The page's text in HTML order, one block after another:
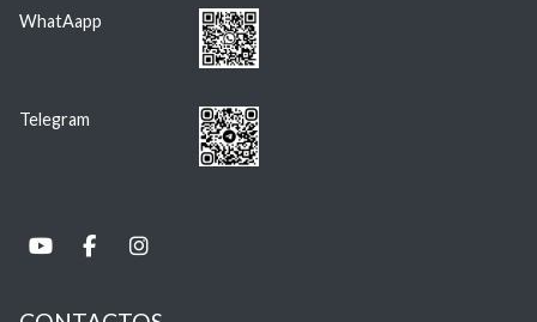
WhatAapp
Telegram